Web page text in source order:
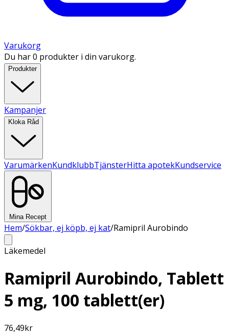
Varukorg
Du har 0 produkter i din varukorg.
Produkter
Kampanjer
Kloka Råd
VarumärkenKundklubbTjänsterHitta apotekKundservice
Mina Recept
Hem/Sökbar, ej köpb, ej kat/Ramipril Aurobindo
Läkemedel
Ramipril Aurobindo, Tablett
5 mg, 100 tablett(er)
76,49kr